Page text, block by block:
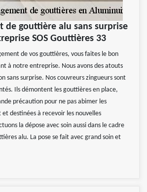
de gouttière alu sans surprise
SOS Gouttières 33
de vos gouttières, vous faites le bon
à notre entreprise. Nous avons des atouts
sans surprise. Nos couvreurs zingueurs sont
Ils démontent les gouttières en place,
précaution pour ne pas abimer les
destinées à recevoir les nouvelles
la dépose avec soin aussi dans le cadre
alu. La pose se fait avec grand soin et